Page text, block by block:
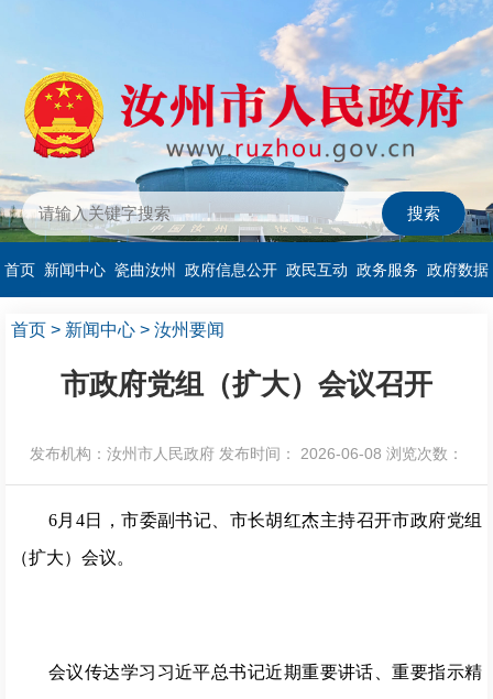
首页 新闻中心 瓷曲汝州 政府信息公开 政民互动 政务服务 政府数据
首页 > 新闻中心 > 汝州要闻
市政府党组（扩大）会议召开
发布机构：汝州市人民政府 发布时间： 2026-06-08 浏览次数：
6月4日，市委副书记、市长胡红杰主持召开市政府党组
（扩大）会议。
会议传达学习习近平总书记近期重要讲话、重要指示精